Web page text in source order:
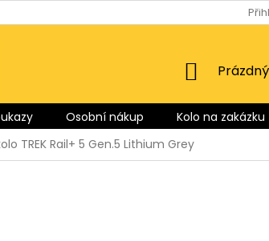
NÁKUPNÍ
Osobní nákup Kolo na zakázku
TREK Rail+ 5 Gen.5 Lithium Grey